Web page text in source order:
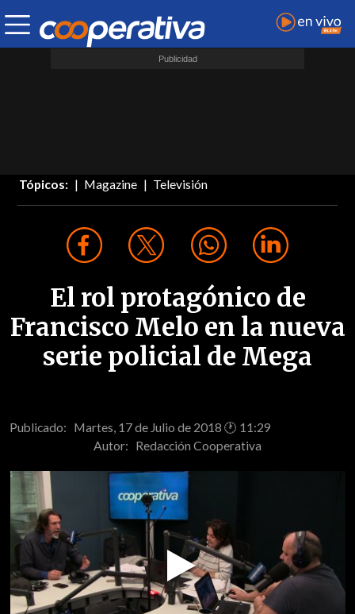
Tópicos: Magazine Televisión
El rol protagónico de
Francisco Melo en la nueva
serie policial de Mega
Publicado: Martes, 17 de Julio de 2018 🕐 11:29
Autor: Redacción Cooperativa
Video